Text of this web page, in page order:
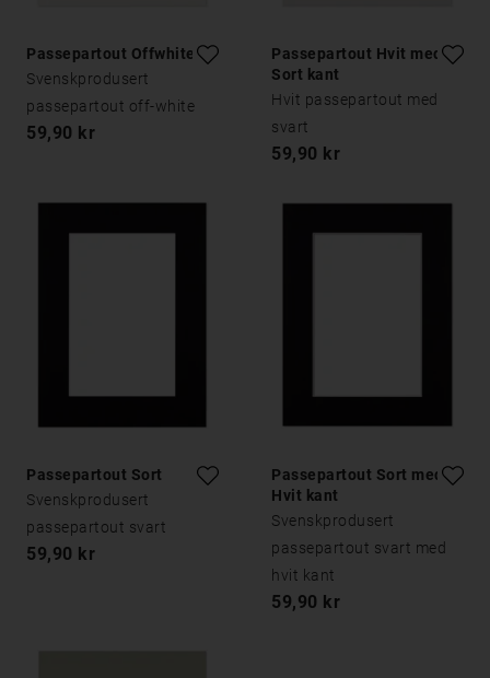
Passepartout Offwhite
Svenskprodusert
passepartout off-white
59,90 kr
Passepartout Hvit med
Sort kant
Hvit passepartout med
svart
59,90 kr
Passepartout Sort
Svenskprodusert
passepartout svart
59,90 kr
Passepartout Sort med
Hvit kant
Svenskprodusert
passepartout svart med
hvit kant
59,90 kr